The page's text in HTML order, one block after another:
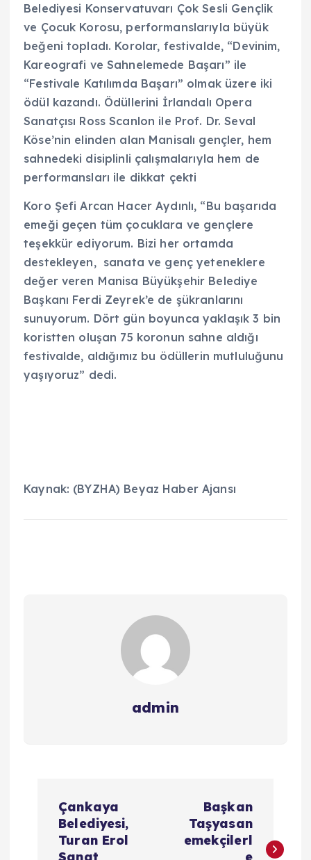
Belediyesi Konservatuvarı Çok Sesli Gençlik
ve Çocuk Korosu, performanslarıyla büyük
beğeni topladı. Korolar, festivalde, “Devinim,
Kareografi ve Sahnelemede Başarı” ile
“Festivale Katılımda Başarı” olmak üzere iki
ödül kazandı. Ödüllerini İrlandalı Opera
Sanatçısı Ross Scanlon ile Prof. Dr. Seval
Köse’nin elinden alan Manisalı gençler, hem
sahnedeki disiplinli çalışmalarıyla hem de
performansları ile dikkat çekti
Koro Şefi Arcan Hacer Aydınlı, “Bu başarıda
emeği geçen tüm çocuklara ve gençlere
teşekkür ediyorum. Bizi her ortamda
destekleyen, sanata ve genç yeteneklere
değer veren Manisa Büyükşehir Belediye
Başkanı Ferdi Zeyrek’e de şükranlarını
sunuyorum. Dört gün boyunca yaklaşık 3 bin
koristten oluşan 75 koronun sahne aldığı
festivalde, aldığımız bu ödüllerin mutluluğunu
yaşıyoruz” dedi.
Kaynak: (BYZHA) Beyaz Haber Ajansı
admin
Çankaya
Belediyesi,
Turan Erol
Başkan
Taşyasan
emekçilerl